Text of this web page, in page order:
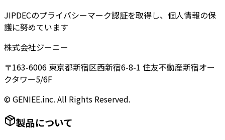
JIPDECのプライバシーマーク認証を取得し、個人情報の保
護に努めています
株式会社ジーニー
〒163-6006 東京都新宿区西新宿6-8-1 住友不動産新宿オー
クタワー5/6F
© GENIEE.inc. All Rights Reserved.
製品について